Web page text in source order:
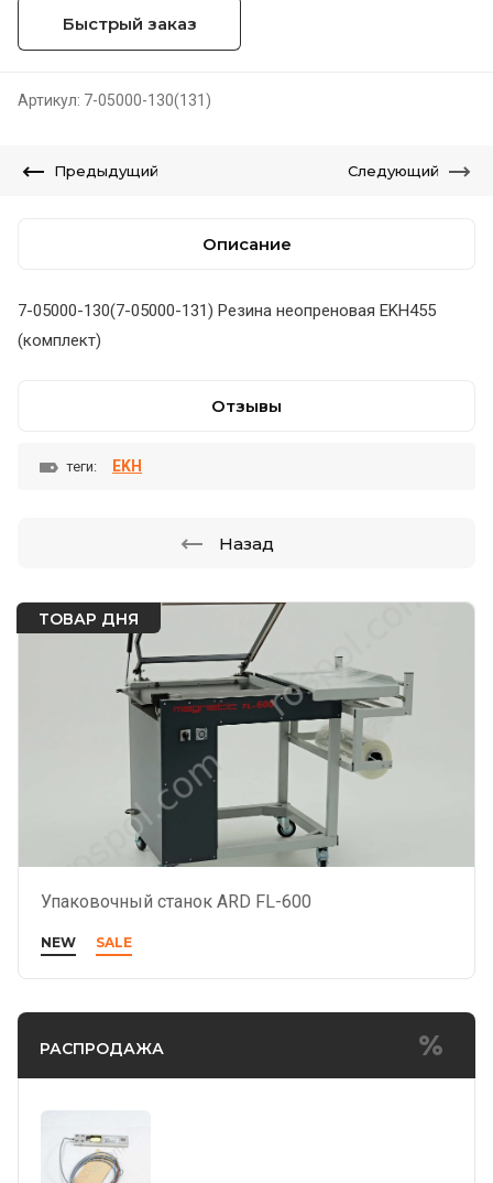
ТОВАР ДНЯ
Упаковочный станок ARD FL-600
NEW SALE
РАСПРОДАЖА
Быстрый заказ
Артикул: 7-05000-130(131)
Предыдущий Следующий
Описание
7-05000-130(7-05000-131) Резина неопреновая EKH455
(комплект)
Отзывы
теги: EKH
Назад